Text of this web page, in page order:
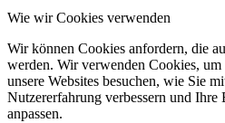
Wie wir Cookies verwenden
Wir können Cookies anfordern, die
werden. Wir verwenden Cookies,
unsere Websites besuchen, wie Sie
Nutzererfahrung verbessern und Ihre
anpassen.